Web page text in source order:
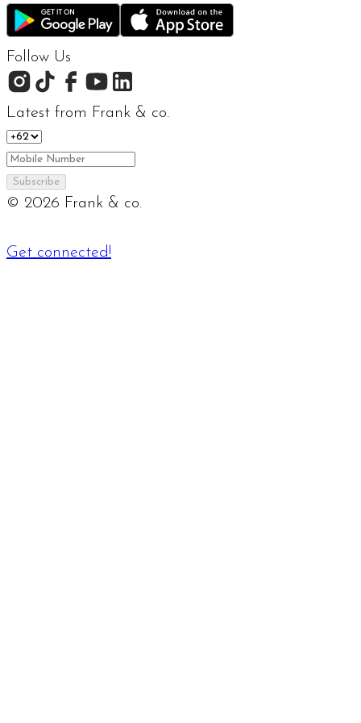
Follow Us
Latest from Frank & co.
Subscribe
© 2026 Frank & co.
Get connected!